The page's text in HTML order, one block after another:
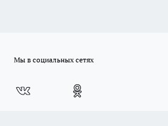
Мы в социальных сетях